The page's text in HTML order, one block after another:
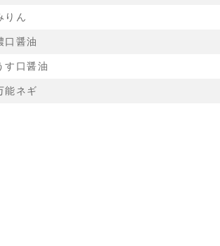
りん
口醤油
す口醤油
能ネギ